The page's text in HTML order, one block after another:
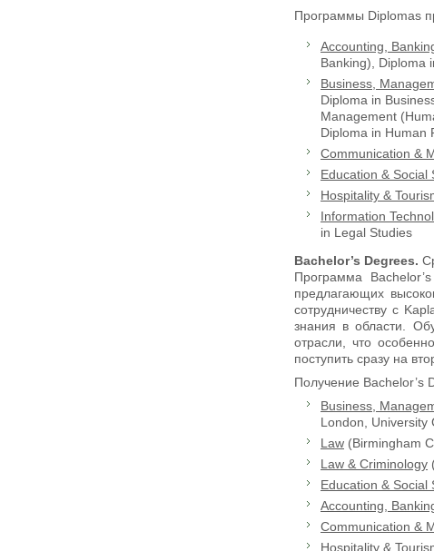
Программы Diplomas
Accounting,
Banking), Diploma
Business,
Diploma in
Management
Diploma in Human
Communication &
Education & Social
Hospitality &
Information
in Legal Studies
Bachelor’s Degrees.
Программа
предлагающих
сотрудничеству с
знания в области.
отрасли, что
поступить сразу на
Получение
Business,
London, University
Law (Birmingham
Law & Criminology
Education & Social
Accounting,
Communication &
Hospitality &